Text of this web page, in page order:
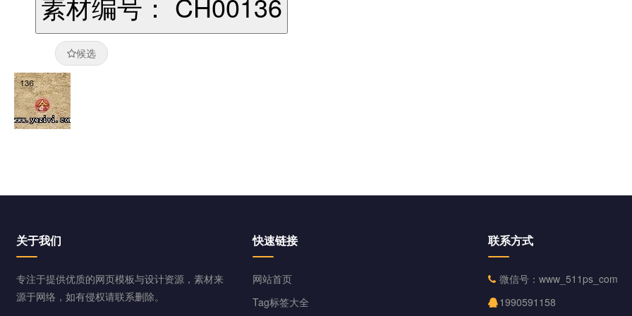
候选
关于我们
专注于提供优质的网页模板与设计资源，素材来
源于网络，如有侵权请联系删除。
快速链接
网站首页
Tag标签大全
联系方式
微信号：www_511ps_com
1990591158